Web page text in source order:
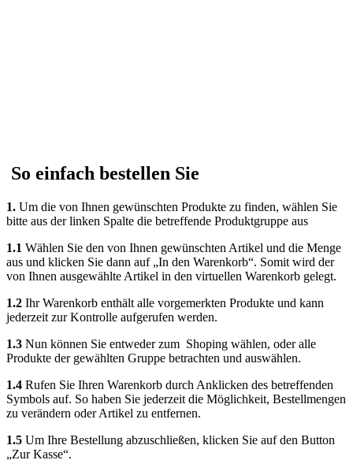
So einfach bestellen Sie
1. Um die von Ihnen gewünschten Produkte zu finden, wählen Sie
bitte aus der linken Spalte die betreffende Produktgruppe aus
1.1 Wählen Sie den von Ihnen gewünschten Artikel und die Menge
aus und klicken Sie dann auf „In den Warenkorb“. Somit wird der
von Ihnen ausgewählte Artikel in den virtuellen Warenkorb gelegt.
1.2 Ihr Warenkorb enthält alle vorgemerkten Produkte und kann
jederzeit zur Kontrolle aufgerufen werden.
1.3 Nun können Sie entweder zum Shoping wählen, oder alle
Produkte der gewählten Gruppe betrachten und auswählen.
1.4 Rufen Sie Ihren Warenkorb durch Anklicken des betreffenden
Symbols auf. So haben Sie jederzeit die Möglichkeit, Bestellmengen
zu verändern oder Artikel zu entfernen.
1.5 Um Ihre Bestellung abzuschließen, klicken Sie auf den Button
„Zur Kasse“.